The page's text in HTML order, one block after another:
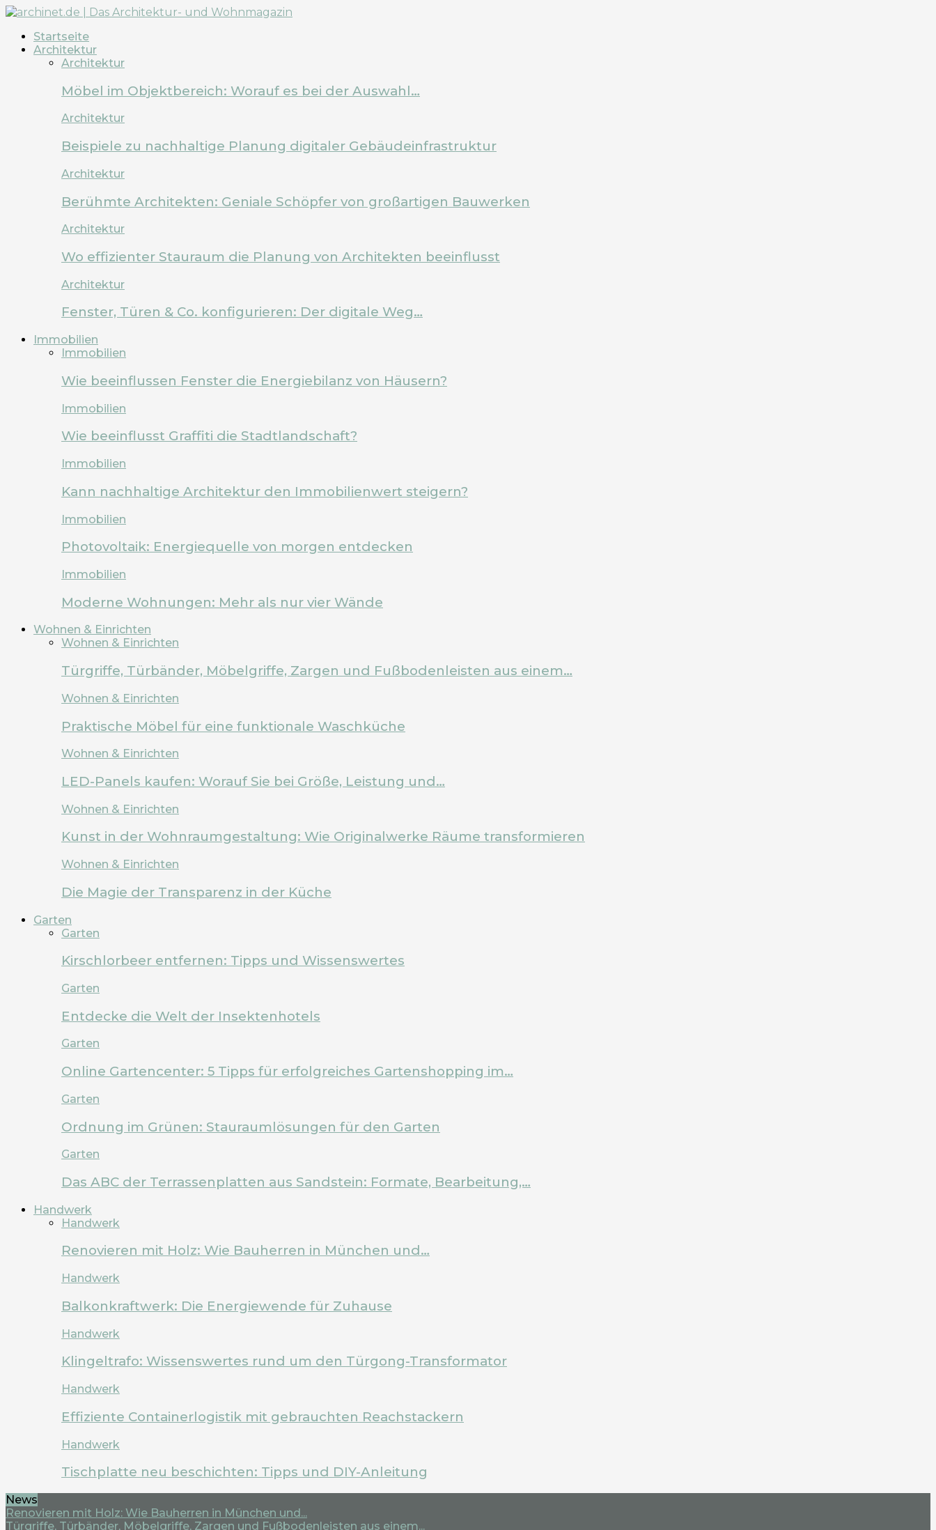
Startseite
Architektur
Architektur
Möbel im Objektbereich: Worauf es bei der Auswahl…
Architektur
Beispiele zu nachhaltige Planung digitaler Gebäudeinfrastruktur
Architektur
Berühmte Architekten: Geniale Schöpfer von großartigen Bauwerken
Architektur
Wo effizienter Stauraum die Planung von Architekten beeinflusst
Architektur
Fenster, Türen & Co. konfigurieren: Der digitale Weg…
Immobilien
Immobilien
Wie beeinflussen Fenster die Energiebilanz von Häusern?
Immobilien
Wie beeinflusst Graffiti die Stadtlandschaft?
Immobilien
Kann nachhaltige Architektur den Immobilienwert steigern?
Immobilien
Photovoltaik: Energiequelle von morgen entdecken
Immobilien
Moderne Wohnungen: Mehr als nur vier Wände
Wohnen & Einrichten
Wohnen & Einrichten
Türgriffe, Türbänder, Möbelgriffe, Zargen und Fußbodenleisten aus einem…
Wohnen & Einrichten
Praktische Möbel für eine funktionale Waschküche
Wohnen & Einrichten
LED-Panels kaufen: Worauf Sie bei Größe, Leistung und…
Wohnen & Einrichten
Kunst in der Wohnraumgestaltung: Wie Originalwerke Räume transformieren
Wohnen & Einrichten
Die Magie der Transparenz in der Küche
Garten
Garten
Kirschlorbeer entfernen: Tipps und Wissenswertes
Garten
Entdecke die Welt der Insektenhotels
Garten
Online Gartencenter: 5 Tipps für erfolgreiches Gartenshopping im…
Garten
Ordnung im Grünen: Stauraumlösungen für den Garten
Garten
Das ABC der Terrassenplatten aus Sandstein: Formate, Bearbeitung,…
Handwerk
Handwerk
Renovieren mit Holz: Wie Bauherren in München und…
Handwerk
Balkonkraftwerk: Die Energiewende für Zuhause
Handwerk
Klingeltrafo: Wissenswertes rund um den Türgong-Transformator
Handwerk
Effiziente Containerlogistik mit gebrauchten Reachstackern
Handwerk
Tischplatte neu beschichten: Tipps und DIY-Anleitung
News
Renovieren mit Holz: Wie Bauherren in München und...
Türgriffe, Türbänder, Möbelgriffe, Zargen und Fußbodenleisten aus einem...